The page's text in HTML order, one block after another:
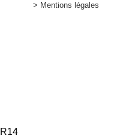
> Mentions légales
R14